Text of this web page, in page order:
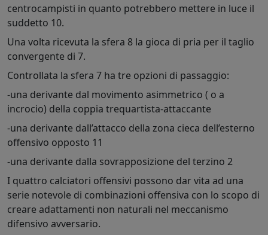
centrocampisti in quanto potrebbero mettere in luce il
suddetto 10.
Una volta ricevuta la sfera 8 la gioca di pria per il taglio
convergente di 7.
Controllata la sfera 7 ha tre opzioni di passaggio:
-una derivante dal movimento asimmetrico ( o a
incrocio) della coppia trequartista-attaccante
-una derivante dall’attacco della zona cieca dell’esterno
offensivo opposto 11
-una derivante dalla sovrapposizione del terzino 2
I quattro calciatori offensivi possono dar vita ad una
serie notevole di combinazioni offensiva con lo scopo di
creare adattamenti non naturali nel meccanismo
difensivo avversario.